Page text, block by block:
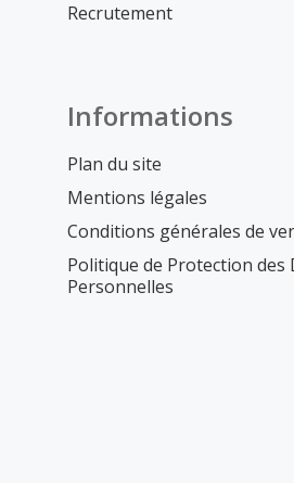
Recrutement
Informations
Plan du site
Mentions légales
Conditions générales de
Politique de Protection des
Personnelles